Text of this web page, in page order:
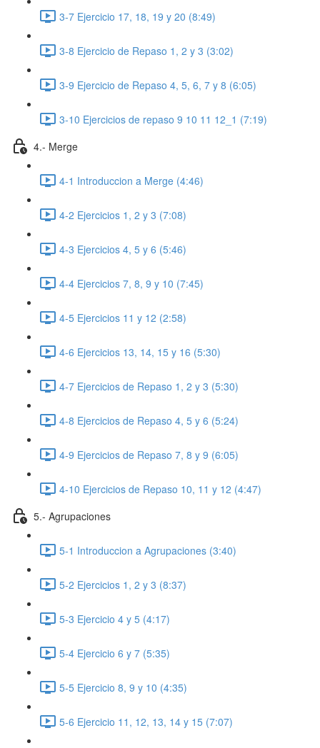
3-7 Ejercicio 17, 18, 19 y 20 (8:49)
3-8 Ejercicio de Repaso 1, 2 y 3 (3:02)
3-9 Ejercicio de Repaso 4, 5, 6, 7 y 8 (6:05)
3-10 Ejercicios de repaso 9 10 11 12_1 (7:19)
4.- Merge
4-1 Introduccion a Merge (4:46)
4-2 Ejercicios 1, 2 y 3 (7:08)
4-3 Ejercicios 4, 5 y 6 (5:46)
4-4 Ejercicios 7, 8, 9 y 10 (7:45)
4-5 Ejercicios 11 y 12 (2:58)
4-6 Ejercicios 13, 14, 15 y 16 (5:30)
4-7 Ejercicios de Repaso 1, 2 y 3 (5:30)
4-8 Ejercicios de Repaso 4, 5 y 6 (5:24)
4-9 Ejercicios de Repaso 7, 8 y 9 (6:05)
4-10 Ejercicios de Repaso 10, 11 y 12 (4:47)
5.- Agrupaciones
5-1 Introduccion a Agrupaciones (3:40)
5-2 Ejercicios 1, 2 y 3 (8:37)
5-3 Ejercicio 4 y 5 (4:17)
5-4 Ejercicio 6 y 7 (5:35)
5-5 Ejercicio 8, 9 y 10 (4:35)
5-6 Ejercicio 11, 12, 13, 14 y 15 (7:07)